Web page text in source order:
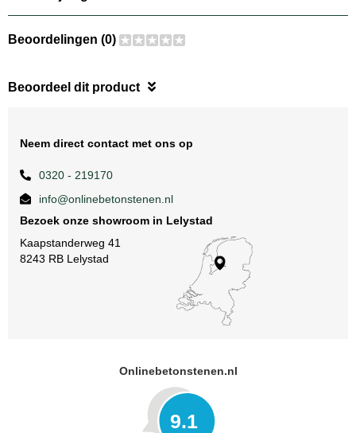
Beoordelingen (0)
Beoordeel dit product
Neem direct contact met ons op
0320 - 219170
info@onlinebetonstenen.nl
Bezoek onze showroom in Lelystad
Kaapstanderweg 41
8243 RB Lelystad
Onlinebetonstenen.nl
9.1